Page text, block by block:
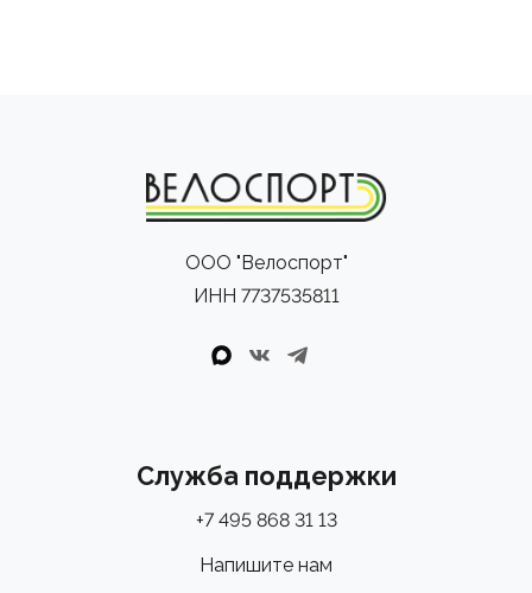
ООО "Велоспорт"
ИНН 7737535811
Служба поддержки
+7 495 868 31 13
Напишите нам